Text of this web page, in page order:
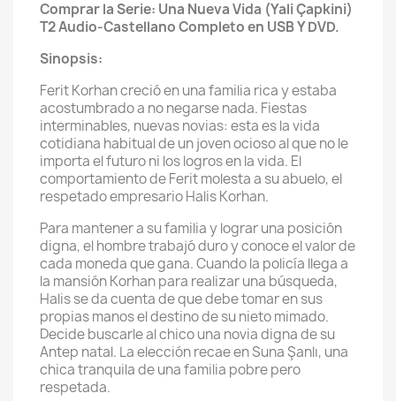
Comprar la Serie: Una Nueva Vida (Yali Çapkini)
T2 Audio-Castellano Completo en USB Y DVD.
Sinopsis:
Ferit Korhan creció en una familia rica y estaba
acostumbrado a no negarse nada. Fiestas
interminables, nuevas novias: esta es la vida
cotidiana habitual de un joven ocioso al que no le
importa el futuro ni los logros en la vida. El
comportamiento de Ferit molesta a su abuelo, el
respetado empresario Halis Korhan.
Para mantener a su familia y lograr una posición
digna, el hombre trabajó duro y conoce el valor de
cada moneda que gana. Cuando la policía llega a
la mansión Korhan para realizar una búsqueda,
Halis se da cuenta de que debe tomar en sus
propias manos el destino de su nieto mimado.
Decide buscarle al chico una novia digna de su
Antep natal. La elección recae en Suna Şanlı, una
chica tranquila de una familia pobre pero
respetada.